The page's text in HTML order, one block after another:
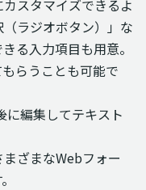
スタマイズできるよ
ラジオボタン）」な
る入力項目も用意。
らうことも可能で
編集してテキスト
ざまなWebフォー